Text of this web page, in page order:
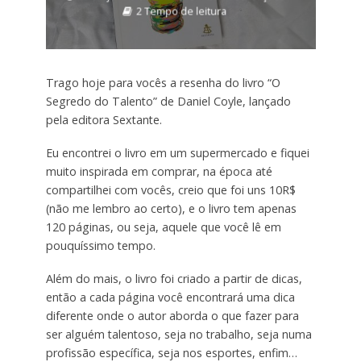
2 Tempo de leitura
Trago hoje para vocês a resenha do livro “O
Segredo do Talento” de Daniel Coyle, lançado
pela editora Sextante.
Eu encontrei o livro em um supermercado e fiquei
muito inspirada em comprar, na época até
compartilhei com vocês, creio que foi uns 10R$
(não me lembro ao certo), e o livro tem apenas
120 páginas, ou seja, aquele que você lê em
pouquíssimo tempo.
Além do mais, o livro foi criado a partir de dicas,
então a cada página você encontrará uma dica
diferente onde o autor aborda o que fazer para
ser alguém talentoso, seja no trabalho, seja numa
profissão específica, seja nos esportes, enfim…